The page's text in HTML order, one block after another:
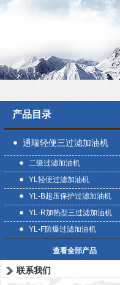
产品目录
通瑞轻便三过滤加油机
二级过滤加油机
YL轻便过滤加油机
YL-B超压保护过滤加油机
YL-R加热型三过滤加油机
YL-F防爆过滤加油机
查看全部产品
联系我们